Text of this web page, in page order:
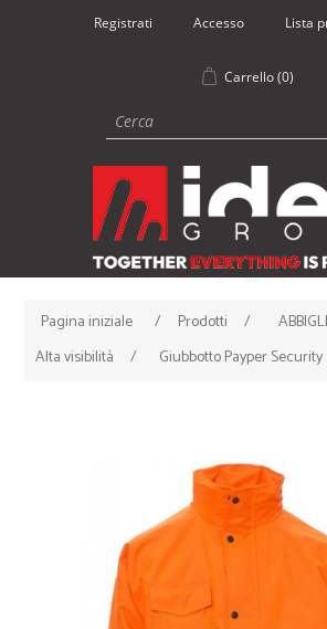
Registrati Accesso Lista
Carrello (0)
Pagina iniziale / Prodotti /
Alta visibilità
/ Giubbotto Payper Security